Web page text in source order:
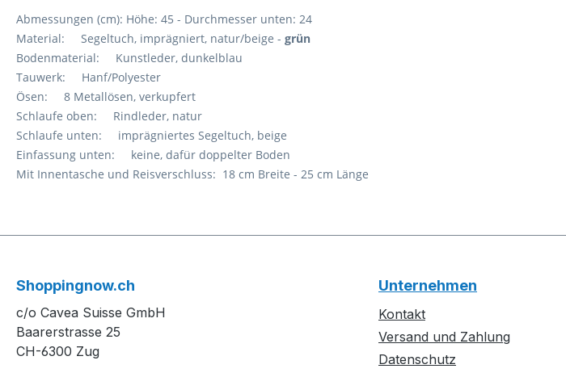
Abmessungen (cm): Höhe: 45 - Durchmesser unten: 24
Material: Segeltuch, imprägniert, natur/beige - grün
Bodenmaterial: Kunstleder, dunkelblau
Tauwerk: Hanf/Polyester
Ösen: 8 Metallösen, verkupfert
Schlaufe oben: Rindleder, natur
Schlaufe unten: imprägniertes Segeltuch, beige
Einfassung unten: keine, dafür doppelter Boden
Mit Innentasche und Reisverschluss: 18 cm Breite - 25 cm Länge
Shoppingnow.ch
c/o Cavea Suisse GmbH
Baarerstrasse 25
CH-6300 Zug
Unternehmen
Kontakt
Versand und Zahlung
Datenschutz